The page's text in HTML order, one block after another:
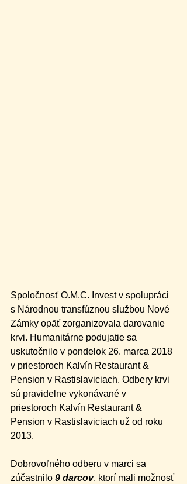
Spoločnosť O.M.C. Invest v spolupráci
s Národnou transfúznou službou Nové
Zámky opäť zorganizovala darovanie
krvi. Humanitárne podujatie sa
uskutočnilo v pondelok 26. marca 2018
v priestoroch Kalvín Restaurant &
Pension v Rastislaviciach. Odbery krvi
sú pravidelne vykonávané v
priestoroch Kalvín Restaurant &
Pension v Rastislaviciach už od roku
2013.
Dobrovoľného odberu v marci sa
zúčastnilo 9 darcov, ktorí mali možnosť